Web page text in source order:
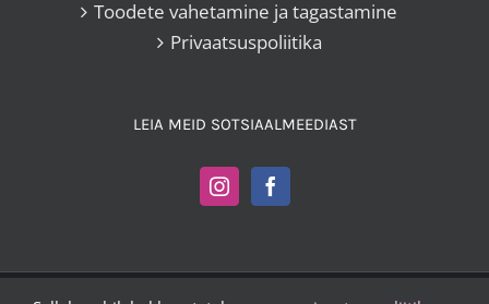
Toodete vahetamine ja tagastamine
Privaatsuspoliitika
LEIA MEID SOTSIAALMEEDIAST